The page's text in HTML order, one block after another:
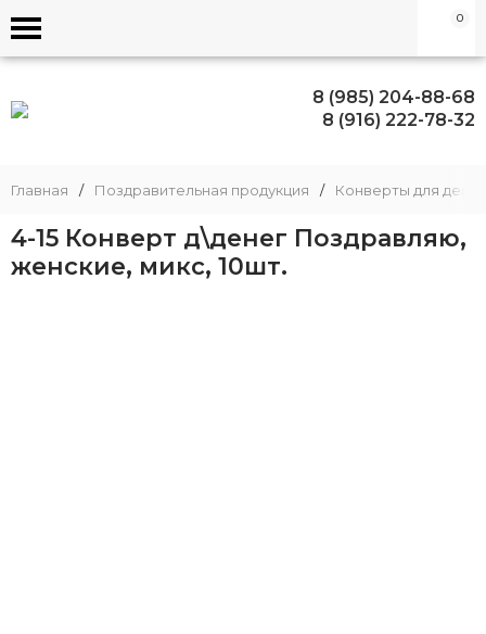
0
8 (985) 204-88-68
8 (916) 222-78-32
Главная / Поздравительная продукция / Конверты для денег
4-15 Конверт д\денег Поздравляю,
женские, микс, 10шт.